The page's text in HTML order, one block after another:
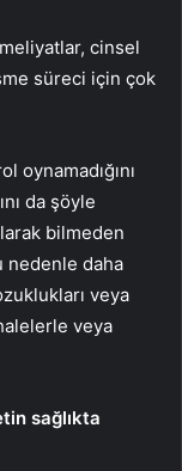
cinsel
süreci için çok
oynamadığını
da şöyle
bilmeden
nedenle daha
veya
veya
sağlıkta